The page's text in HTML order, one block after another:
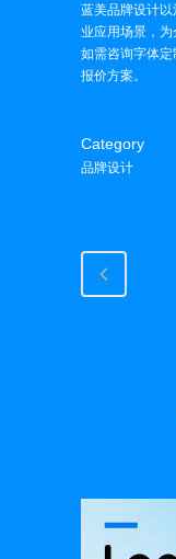
蓝美品牌设计
业应用场景，为
如需咨询字体
报价方案。
Category
品牌设计